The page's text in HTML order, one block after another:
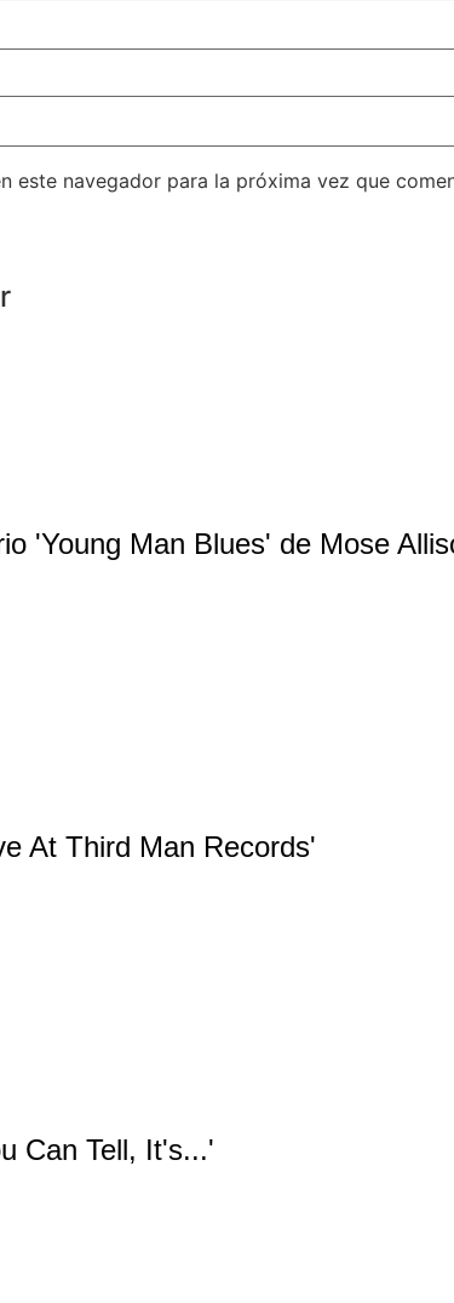
este navegador para la próxima vez que
'Young Man Blues' de Mose
At Third Man Records'
Can Tell, It's...'